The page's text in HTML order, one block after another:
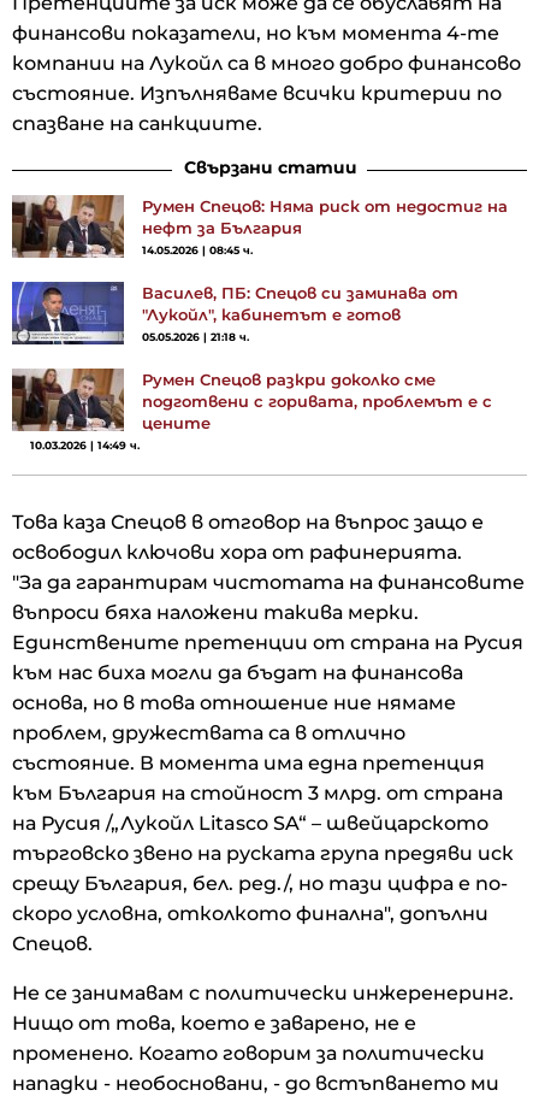
финансови показатели, но към момента 4-те
компании на Лукойл са в много добро финансово
състояние. Изпълняваме всички критерии по
спазване на санкциите.
Свързани статии
Румен Спецов: Няма риск от недостиг на
нефт за България
14.05.2026 | 08:45 ч.
Василев, ПБ: Спецов си заминава от
"Лукойл", кабинетът е готов
05.05.2026 | 21:18 ч.
Румен Спецов разкри доколко сме
подготвени с горивата, проблемът е с
цените
10.03.2026 | 14:49 ч.
Това каза Спецов в отговор на въпрос защо е
освободил ключови хора от рафинерията.
"За да гарантирам чистотата на финансовите
въпроси бяха наложени такива мерки.
Единствените претенции от страна на Русия
към нас биха могли да бъдат на финансова
основа, но в това отношение ние нямаме
проблем, дружествата са в отлично
състояние. В момента има една претенция
към България на стойност 3 млрд. от страна
на Русия /„Лукойл Litasco SA“ – швейцарското
търговско звено на руската група предяви иск
срещу България, бел. ред./, но тази цифра е по-
скоро условна, отколкото финална", допълни
Спецов.
Не се занимавам с политически инжеренеринг.
Нищо от това, което е заварено, не е
променено. Когато говорим за политически
нападки - необосновани, - до встъпването ми